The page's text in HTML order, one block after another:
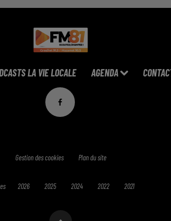
LA VIE LOCALE AGENDA
Gestion des cookies Plan du site
2026 2025 2024 2022 2021